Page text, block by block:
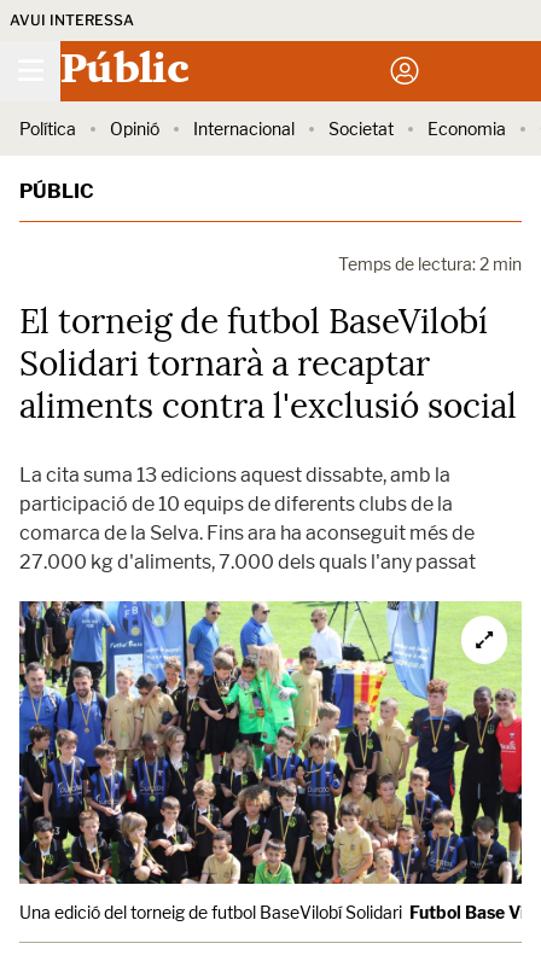
AVUI INTERESSA
Públic
Política Opinió Internacional Societat Economia
PÚBLIC
Temps de lectura: 2 min
El torneig de futbol BaseVilobí
Solidari tornarà a recaptar
aliments contra l'exclusió social
La cita suma 13 edicions aquest dissabte, amb la
participació de 10 equips de diferents clubs de la
comarca de la Selva. Fins ara ha aconseguit més de
27.000 kg d'aliments, 7.000 dels quals l'any passat
Una edició del torneig de futbol BaseVilobí Solidari Futbol Base